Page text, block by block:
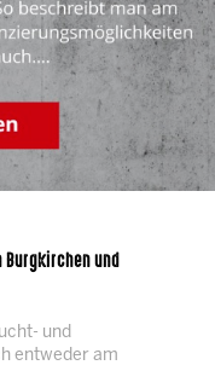
Burgkirchen und
und
entweder am